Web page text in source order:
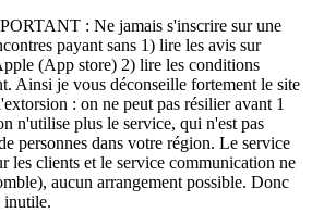
: Ne jamais s'inscrire sur une
payant sans 1) lire les avis sur
(App store) 2) lire les conditions
Ainsi je vous déconseille fortement le site
: on ne peut pas résilier avant 1
n'utilise plus le service, qui n'est pas
personnes dans votre région. Le service
les clients et le service communication ne
aucun arrangement possible. Donc
inutile.